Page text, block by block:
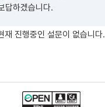
답하겠습니다.
재 진행중인 설문이 없습니다.